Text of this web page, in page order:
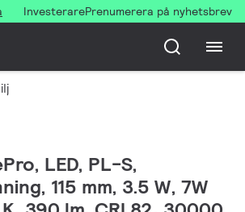
InvesterarePrenumerera på nyhetsbrev
LED, PL-S,
115 mm, 3.5 W, 7W